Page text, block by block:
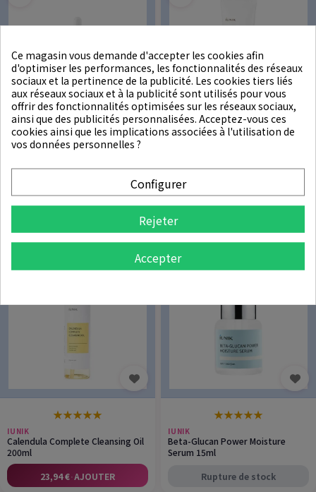
★★ ★★★
Rupture de stock
15,00 €·AJOUTER
★★★★★
IUNIK
Calendula Complete Cleansing Oil
200ml
23,94 €·AJOUTER
★★★★★
IUNIK
Beta-Glucan Power Moisture
Serum 15ml
Rupture de stock
Ce magasin vous demande d'accepter les cookies afin
d'optimiser les performances, les fonctionnalités des réseaux
sociaux et la pertinence de la publicité. Les cookies tiers liés
aux réseaux sociaux et à la publicité sont utilisés pour vous
offrir des fonctionnalités optimisées sur les réseaux sociaux,
ainsi que des publicités personnalisées. Acceptez-vous ces
cookies ainsi que les implications associées à l'utilisation de
vos données personnelles ?
Configurer
Rejeter
Accepter